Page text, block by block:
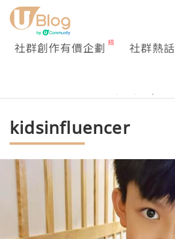
社群創作有價企劃 社群熱話
kidsinfluencer